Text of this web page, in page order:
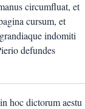
circumfluat, et
cursum, et
indomiti
defundes
hoc dictorum aestu